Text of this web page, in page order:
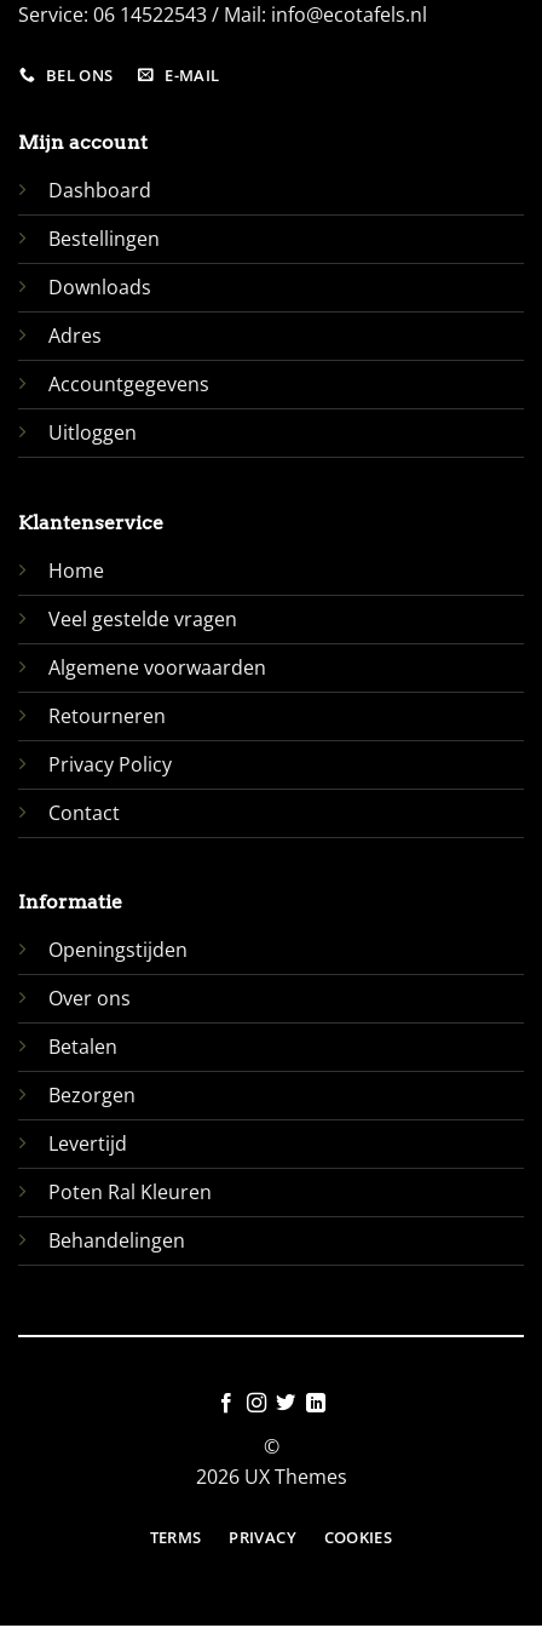
Service: 06 14522543 / Mail: info@ecotafels.nl
BEL ONS E-MAIL
Mijn account
Dashboard
Bestellingen
Downloads
Adres
Accountgegevens
Uitloggen
Klantenservice
Home
Veel gestelde vragen
Algemene voorwaarden
Retourneren
Privacy Policy
Contact
Informatie
Openingstijden
Over ons
Betalen
Bezorgen
Levertijd
Poten Ral Kleuren
Behandelingen
©
2026 UX Themes
TERMS PRIVACY COOKIES